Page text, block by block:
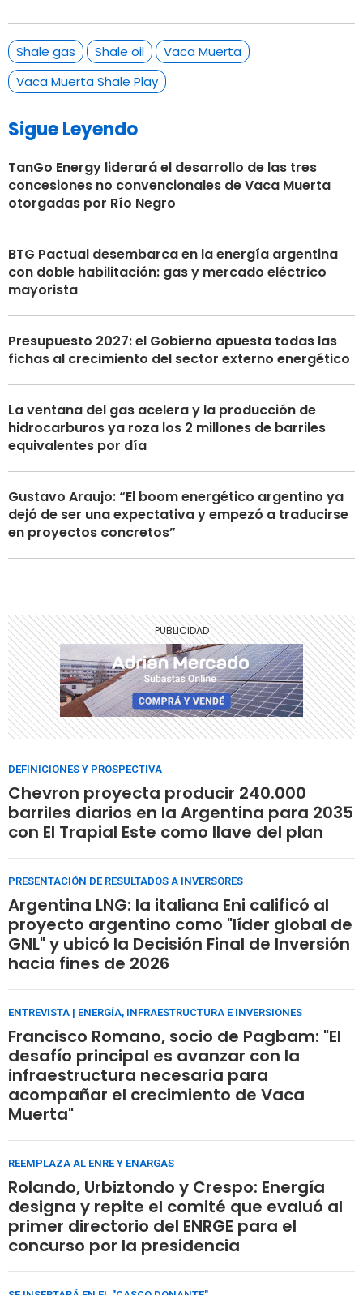
Shale gas Shale oil
Vaca Muerta
Vaca Muerta Shale Play
Sigue Leyendo
TanGo Energy liderará el desarrollo de las tres
concesiones no convencionales de Vaca Muerta
otorgadas por Río Negro
BTG Pactual desembarca en la energía argentina
con doble habilitación: gas y mercado eléctrico
mayorista
Presupuesto 2027: el Gobierno apuesta todas las
fichas al crecimiento del sector externo energético
La ventana del gas acelera y la producción de
hidrocarburos ya roza los 2 millones de barriles
equivalentes por día
Gustavo Araujo: “El boom energético argentino ya
dejó de ser una expectativa y empezó a traducirse
en proyectos concretos”
DEFINICIONES Y PROSPECTIVA
Chevron proyecta producir 240.000
barriles diarios en la Argentina para 2035
con El Trapial Este como llave del plan
PRESENTACIÓN DE RESULTADOS A INVERSORES
Argentina LNG: la italiana Eni calificó al
proyecto argentino como "líder global de
GNL" y ubicó la Decisión Final de Inversión
hacia fines de 2026
ENTREVISTA | ENERGÍA, INFRAESTRUCTURA E INVERSIONES
Francisco Romano, socio de Pagbam: "El
desafío principal es avanzar con la
infraestructura necesaria para
acompañar el crecimiento de Vaca
Muerta"
REEMPLAZA AL ENRE Y ENARGAS
Rolando, Urbiztondo y Crespo: Energía
designa y repite el comité que evaluó al
primer directorio del ENRGE para el
concurso por la presidencia